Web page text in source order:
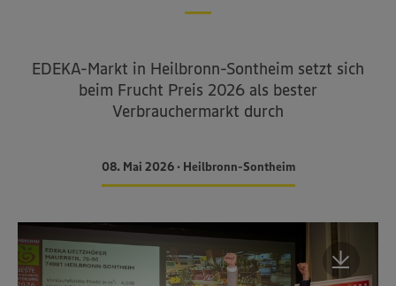
EDEKA-Markt in Heilbronn-Sontheim setzt sich
beim Frucht Preis 2026 als bester
Verbrauchermarkt durch
08. Mai 2026 • Heilbronn-Sontheim